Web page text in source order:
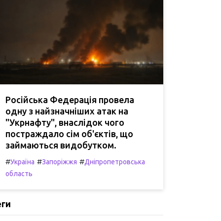
Російська Федерація провела
одну з найзначніших атак на
"Укрнафту", внаслідок чого
постраждало сім об'єктів, що
займаються видобутком.
#Україна #Запоріжжя #Дніпропетровська
область